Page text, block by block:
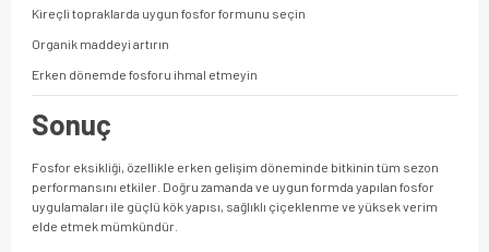
Kireçli topraklarda uygun fosfor formunu seçin
Organik maddeyi artırın
Erken dönemde fosforu ihmal etmeyin
Sonuç
Fosfor eksikliği, özellikle erken gelişim döneminde bitkinin tüm sezon
performansını etkiler. Doğru zamanda ve uygun formda yapılan fosfor
uygulamaları ile güçlü kök yapısı, sağlıklı çiçeklenme ve yüksek verim
elde etmek mümkündür.